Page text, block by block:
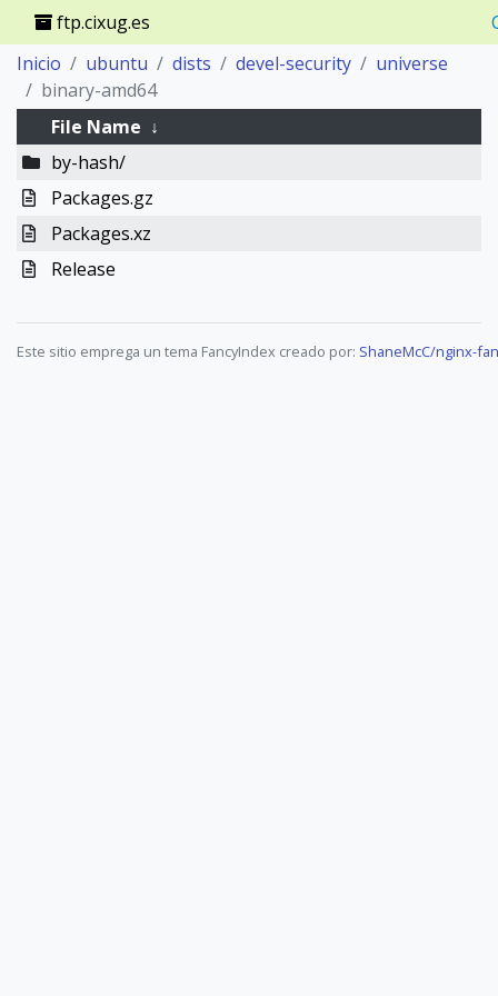
ftp.cixug.es
Inicio
ubuntu dists devel-security
universe
binary-amd64
File Name ↓
by-hash/
Packages.gz
Packages.xz
Release
Este sitio emprega un tema FancyIndex creado por: ShaneMcC/nginx-